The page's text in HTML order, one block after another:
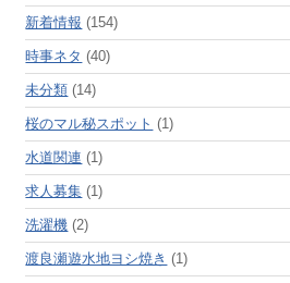
新着情報 (154)
時事ネタ (40)
未分類 (14)
桜のマル秘スポット (1)
水道関連 (1)
求人募集 (1)
洗濯機 (2)
渡良瀬遊水地ヨシ焼き (1)